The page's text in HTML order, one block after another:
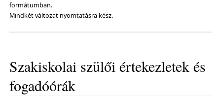
formátumban.
Mindkét változat nyomtatásra kész.
Szakiskolai szülői értekezletek és
fogadóórák